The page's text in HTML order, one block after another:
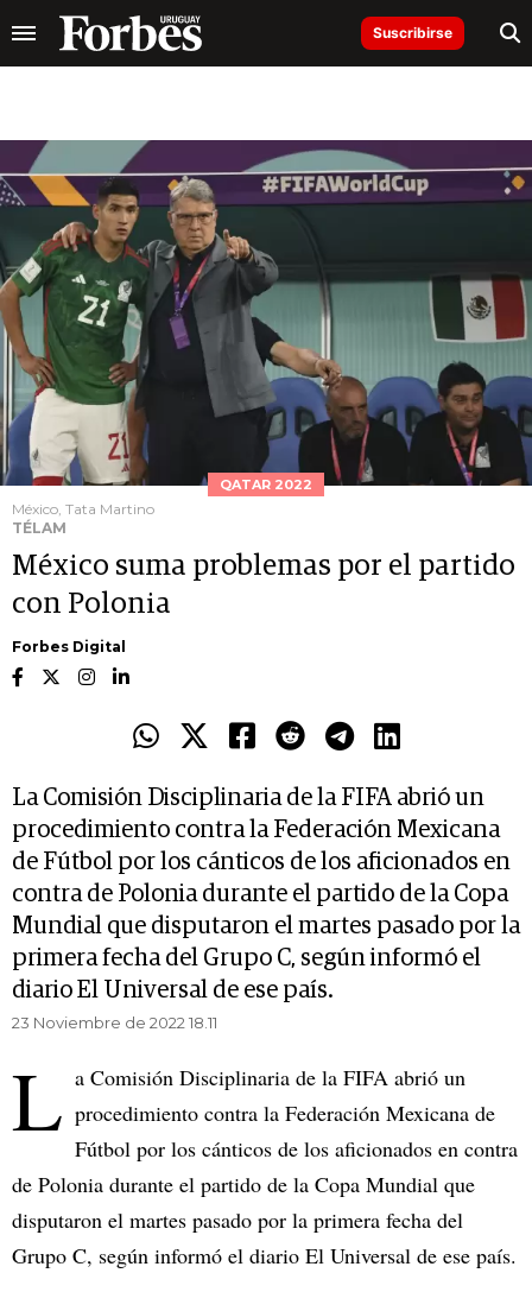
Suscribirse
QATAR 2022
México, Tata Martino
TÉLAM
México suma problemas por el partido
con Polonia
Forbes Digital
La Comisión Disciplinaria de la FIFA abrió un
procedimiento contra la Federación Mexicana
de Fútbol por los cánticos de los aficionados en
contra de Polonia durante el partido de la Copa
Mundial que disputaron el martes pasado por la
primera fecha del Grupo C, según informó el
diario El Universal de ese país.
23 Noviembre de 2022 18.11
L a Comisión Disciplinaria de la FIFA abrió un
procedimiento contra la Federación Mexicana de
Fútbol por los cánticos de los aficionados en contra
de Polonia durante el partido de la Copa Mundial que
disputaron el martes pasado por la primera fecha del
Grupo C, según informó el diario El Universal de ese país.